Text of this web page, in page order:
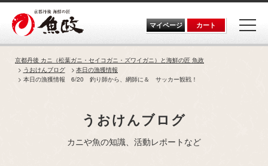
Skip
content
マイページ カート
京都丹後 カニ（松葉ガニ・セイコガニ・ズワイガニ）と海鮮の匠 魚政
うおけんブログ
本日の漁獲情報
本日の漁獲情報 6/20 釣り師から、網師に＆ サッカー観戦！
うおけんブログ
カニや魚の知識、活動レポートなど